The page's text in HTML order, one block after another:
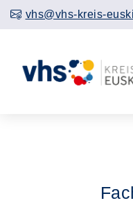
vhs@vhs-kreis-